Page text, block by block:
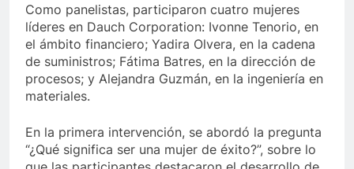
Como panelistas, participaron cuatro mujeres
líderes en Dauch Corporation: Ivonne Tenorio, en
el ámbito financiero; Yadira Olvera, en la cadena
de suministros; Fátima Batres, en la dirección de
procesos; y Alejandra Guzmán, en la ingeniería en
materiales.
En la primera intervención, se abordó la pregunta
“¿Qué significa ser una mujer de éxito?”, sobre lo